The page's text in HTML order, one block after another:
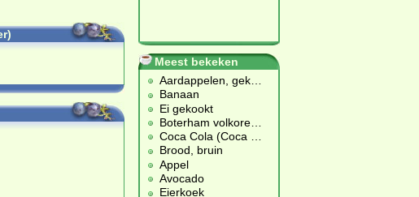
Meest bekeken
Aardappelen, gek
Banaan
Ei gekookt
Boterham volkore
Coca Cola (Coca
Brood, bruin
Appel
Avocado
Eierkoek